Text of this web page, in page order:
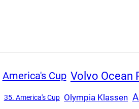
America's Cup Volvo Ocean
35. America's Cup Olympia Klassen